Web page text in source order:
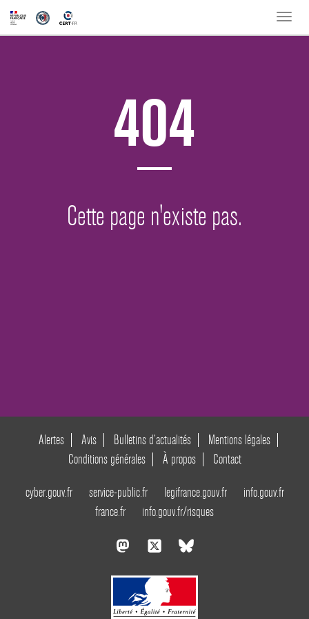
Toggle
404
Cette page n'existe pas.
Alertes Avis Bulletins d’actualités
Mentions légales
Conditions générales
À propos Contact
cyber.gouv.fr service-public.fr legifrance.gouv.fr
info.gouv.fr
france.fr
info.gouv.fr/risques